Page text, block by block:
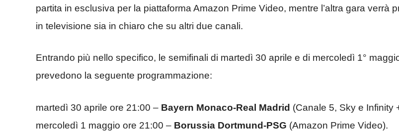
partita in esclusiva per la piattaforma Amazon Prime Video, mentre l’altra gara verrà
in televisione sia in chiaro che su altri due canali.
Entrando più nello specifico, le semifinali di martedì 30 aprile e di mercoledì 1°
prevedono la seguente programmazione:
martedì 30 aprile ore 21:00 – Bayern Monaco-Real Madrid (Canale 5, Sky e Infinity
mercoledì 1 maggio ore 21:00 – Borussia Dortmund-PSG (Amazon Prime Video).